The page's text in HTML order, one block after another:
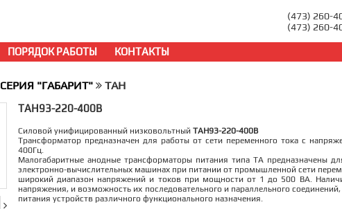
(473) 260-
(473) 260-
ПОРЯДОК РАБОТЫ КОНТАКТЫ
СЕРИЯ "ГАБАРИТ" ТАН
ТАН93-220-400В
Силовой унифицированный низковольтный ТАН93-220-400В
Трансформатор предназначен для работы от сети переменного тока с
400Гц.
Малогабаритные aнодные трансформаторы питания типа ТА предназначены
электронно-вычислительных машинах при питании от промышленной сети
широкий диапазон напряжений и токов при мощности от 1 до 500 ВА.
напряжения, и возможность их последовательного и параллельного
питания устройств различного функционального назначения.